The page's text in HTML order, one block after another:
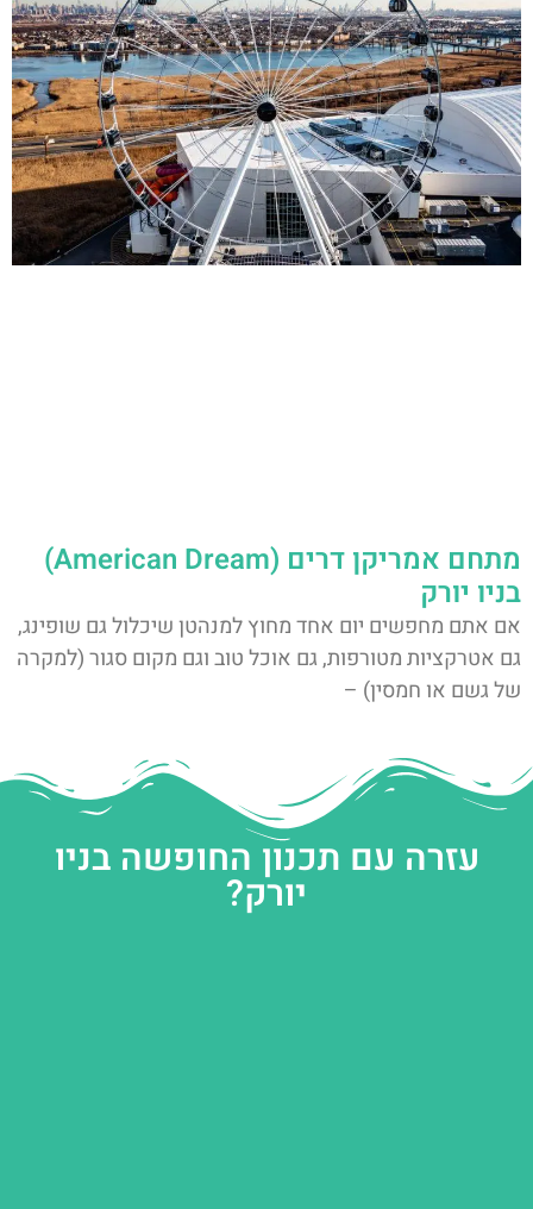
מתחם אמריקן דרים (American Dream)
בניו יורק
אם אתם מחפשים יום אחד מחוץ למנהטן שיכלול גם שופינג,
גם אטרקציות מטורפות, גם אוכל טוב וגם מקום סגור (למקרה
של גשם או חמסין) –
עזרה עם תכנון החופשה בניו
יורק?